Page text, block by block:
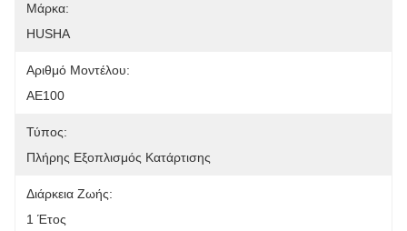
Μάρκα:
HUSHA
Αριθμό Μοντέλου:
ΑΕ100
Τύπος:
Πλήρης Εξοπλισμός Κατάρτισης
Διάρκεια Ζωής:
1 Έτος